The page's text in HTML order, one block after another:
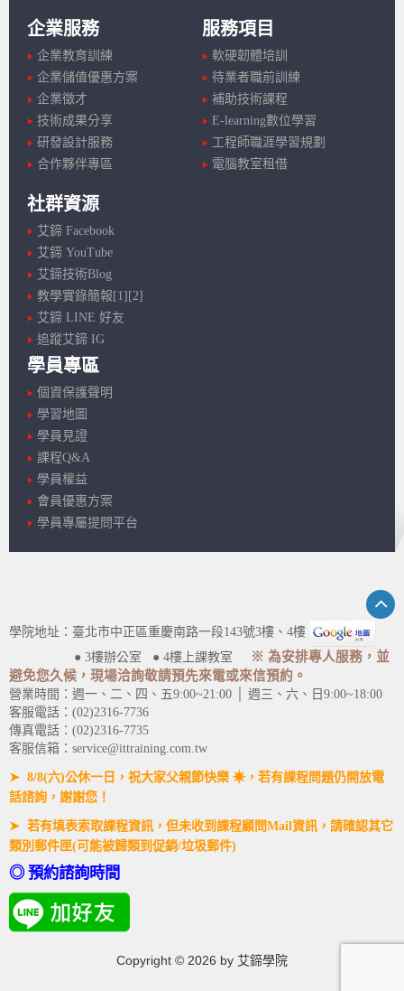
企業服務
企業教育訓練
企業儲值優惠方案
企業徵才
技術成果分享
研發設計服務
合作夥伴專區
服務項目
軟硬韌體培訓
待業者職前訓練
補助技術課程
E-learning數位學習
工程師職涯學習規劃
電腦教室租借
社群資源
艾鍗 Facebook
艾鍗 YouTube
艾鍗技術Blog
教學實錄簡報[1][2]
艾鍗 LINE 好友
追蹤艾鍗 IG
學員專區
個資保護聲明
學習地圖
學員見證
課程Q&A
學員權益
會員優惠方案
學員專屬提問平台
學院地址：臺北市中正區重慶南路一段143號3樓、4樓
● 3樓辦公室 ● 4樓上課教室
※ 為安排專人服務，並
避免您久候，現場洽詢敬請預先來電或來信預約。
營業時間：週一、二、四、五9:00~21:00 │ 週三、六、日9:00~18:00
客服電話：(02)2316-7736
傳真電話：(02)2316-7735
客服信箱：service@ittraining.com.tw
➤ 8/8(六)公休一日，祝大家父親節快樂 ☀，若有課程問題仍開放電
話諮詢，謝謝您！
➤ 若有填表索取課程資訊，但未收到課程顧問Mail資訊，請確認其它
類別郵件匣(可能被歸類到促銷/垃圾郵件)
◎ 預約諮詢時間
Copyright © 2026 by 艾鍗學院